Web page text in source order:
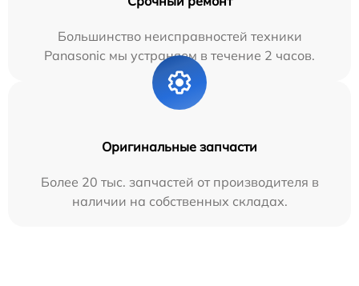
Большинство неисправностей техники
Panasonic мы устраняем в течение 2 часов.
Оригинальные запчасти
Более 20 тыс. запчастей от производителя в
наличии на собственных складах.